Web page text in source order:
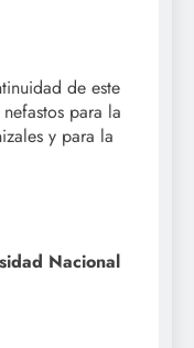
de este
para la
y para la
Nacional